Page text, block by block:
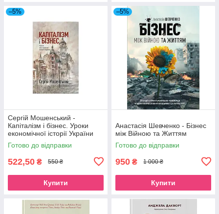
–5%
Сергій Мошенський -
Капіталізм і бізнес. Уроки
економічної історії України
Готово до відправки
522,50 ₴ 550 ₴
Купити
–5%
Анастасія Шевченко - Бізнес
між Війною та Життям
Готово до відправки
950 ₴ 1 000 ₴
Купити